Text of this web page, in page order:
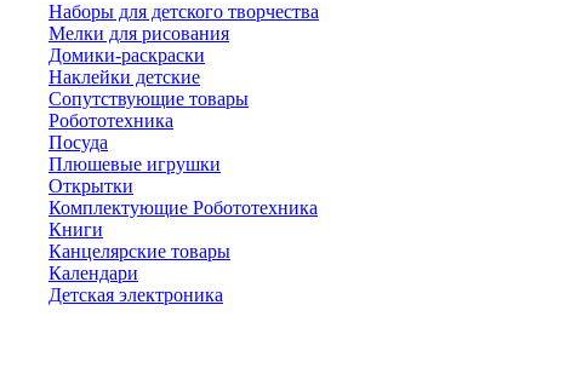
Наборы для детского творчества
Мелки для рисования
Домики-раскраски
Наклейки детские
Сопутствующие товары
Робототехника
Посуда
Плюшевые игрушки
Открытки
Комплектующие Робототехника
Книги
Канцелярские товары
Календари
Детская электроника